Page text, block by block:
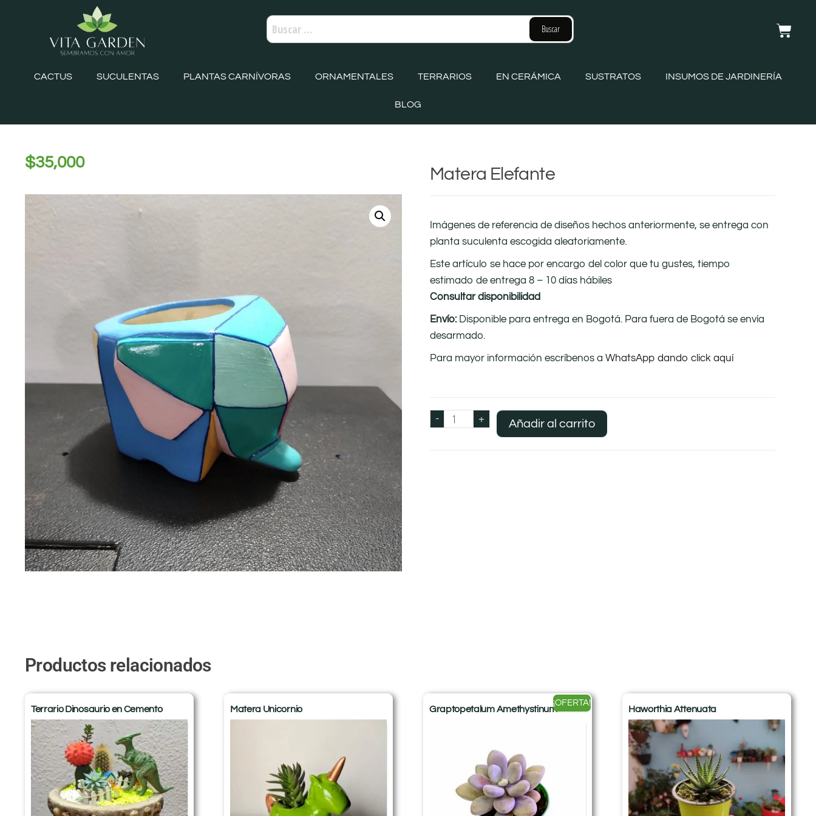
CACTUS SUCULENTAS PLANTAS CARNÍVORAS ORNAMENTALES TERRARIOS EN CERÁMICA SUSTRATOS INSUMOS DE JARDINERÍA
BLOG
$35,000
Matera Elefante
Imágenes de referencia de diseños hechos anteriormente, se entrega con
planta suculenta escogida aleatoriamente.
Este artículo se hace por encargo del color que tu gustes, tiempo
estimado de entrega 8 – 10 días hábiles
Consultar disponibilidad
Envío: Disponible para entrega en Bogotá. Para fuera de Bogotá se envía
desarmado.
Para mayor información escríbenos a WhatsApp dando click aquí
- + Añadir al carrito
Productos relacionados
Terrario Dinosaurio en Cemento Matera Unicornio Graptopetalum Amethystinum
¡OFERTA!
Haworthia Attenuata